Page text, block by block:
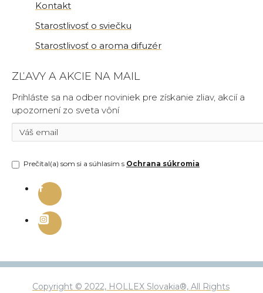
Kontakt
Starostlivosť o sviečku
Starostlivosť o aroma difuzér
ZĽAVY A AKCIE NA MAIL
Prihláste sa na odber noviniek pre získanie zliav, akcií a
upozornení zo sveta vôní
Prečítal(a) som si a súhlasím s Ochrana súkromia
Copyright © 2022, HOLLEX Slovakia®, All Rights